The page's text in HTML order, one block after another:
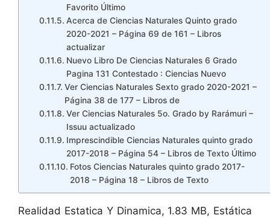
Favorito Último
Acerca de Ciencias Naturales Quinto grado
2020-2021 – Página 69 de 161 – Libros
actualizar
Nuevo Libro De Ciencias Naturales 6 Grado
Pagina 131 Contestado : Ciencias Nuevo
Ver Ciencias Naturales Sexto grado 2020-2021 –
Página 38 de 177 – Libros de
Ver Ciencias Naturales 5o. Grado by Rarámuri –
Issuu actualizado
Imprescindible Ciencias Naturales quinto grado
2017-2018 – Página 54 – Libros de Texto Último
Fotos Ciencias Naturales quinto grado 2017-
2018 – Página 18 – Libros de Texto
Realidad Estatica Y Dinamica, 1.83 MB, Estática